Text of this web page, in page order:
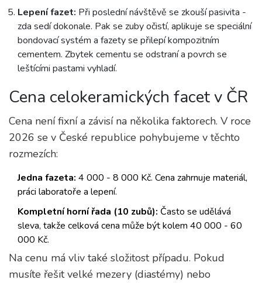
Lepení fazet: Při poslední návštěvě se zkouší pasivita -
zda sedí dokonale. Pak se zuby očistí, aplikuje se speciální
bondovací systém a fazety se přilepí kompozitním
cementem. Zbytek cementu se odstraní a povrch se
leštícími pastami vyhladí.
Cena celokeramických facet v ČR
Cena není fixní a závisí na několika faktorech. V roce
2026 se v České republice pohybujeme v těchto
rozmezích:
Jedna fazeta: 4 000 - 8 000 Kč. Cena zahrnuje materiál,
práci laboratoře a lepení.
Kompletní horní řada (10 zubů): Často se udělává
sleva, takže celková cena může být kolem 40 000 - 60
000 Kč.
Na cenu má vliv také složitost případu. Pokud
musíte řešit velké mezery (diastémy) nebo